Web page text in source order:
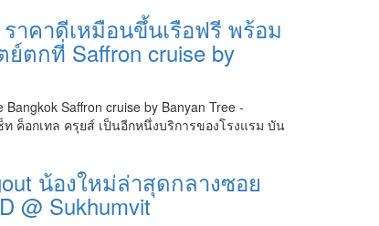
ราคาดีเหมือนขึ้นเรือฟรี พร้อม
ตกที่ Saffron cruise by
Bangkok Saffron cruise by Banyan Tree -
ค็อกเทล ครุยส์ เป็นอีกหนึ่งบริการของโรงแรม บัน
น้องใหม่ล่าสุดกลางซอย
@ Sukhumvit